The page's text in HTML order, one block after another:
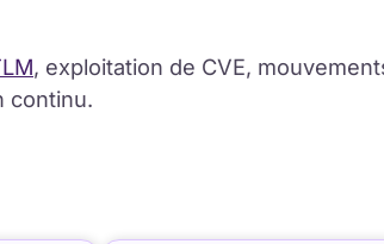
, exploitation de CVE,
continu.